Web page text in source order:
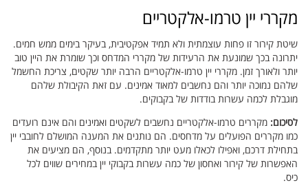
מקררי יין טרמו-אלקטריים
שיטת קירור זו פחות עוצמתית ולא תמיד אפקטיבית, בעיקר בימים ממש חמים.
יתרונה בכך שמונעת את הרעידות של מקררי המדחס וכך שומרת את היין טוב
יותר ולאורך זמן. מקררי יין טרמו-אלקטריים הרבה יותר שקטים, צריכת החשמל
שלהם נמוכה יותר והם נחשבים למאוד אמינים. עם זאת הקיבולת שלהם
מוגבלת לכמה עשרות בודדות של בקבוקים.
לסיכום: מקררים טרמו-אלקטריים נחשבים לשקטים ואמינים והם אינם רועדים
כמו מקררים הפועלים על מדחסים. הם נותנים את המענה המושלם לחובבי יין
בתחילת דרכם, ואפילו לכאלו מעט יותר מתקדמים. בנוסף, הם מציעים את
האפשרות של קירור ואחסון של כמה עשרות בקבוקי יין במחירים שווים לכל
כיס.